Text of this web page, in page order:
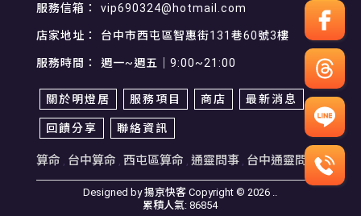
vip690324@hotmail.com
台中市西屯區智惠街131巷60號3樓
週一~週五｜9:00~21:00
關於明燈居 服務項目 商店 最新消息
回饋分享 聯絡資訊
算命 台中算命 西屯區算命 通靈問事 台中通靈問事
Designed by揚京快客 Copyright © 2026
累積人氣: 86854